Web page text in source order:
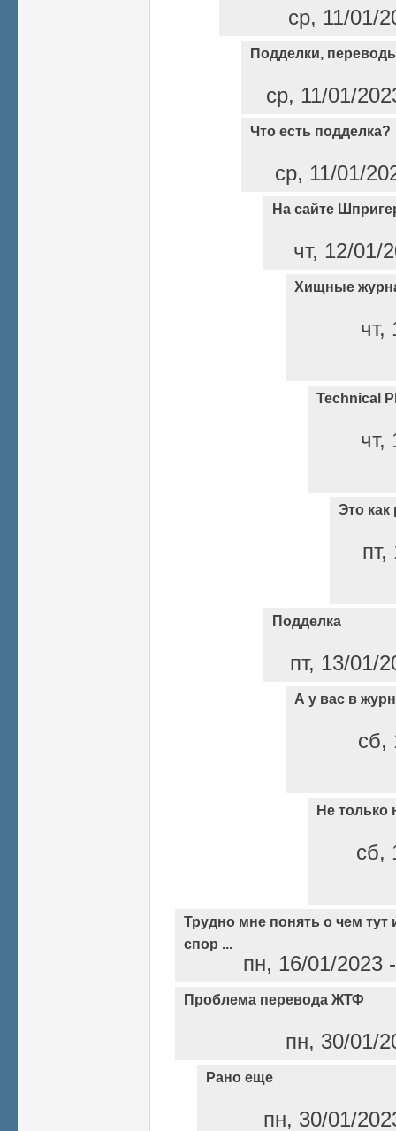
ср, 11/01/
Подделки,
ср, 11/01/
Что есть подделка?
ср, 11/01/
На сайте
чт, 12/01/
Хищные
чт,
Technical
чт,
Это как
Подделка
пт, 13/01/
А у вас в
сб,
Не только
сб,
Трудно мне понять о чем тут
спор ...
пн, 16/01/
Проблема перевода ЖТФ
пн, 30/01/
Рано еще
пн, 30/01/